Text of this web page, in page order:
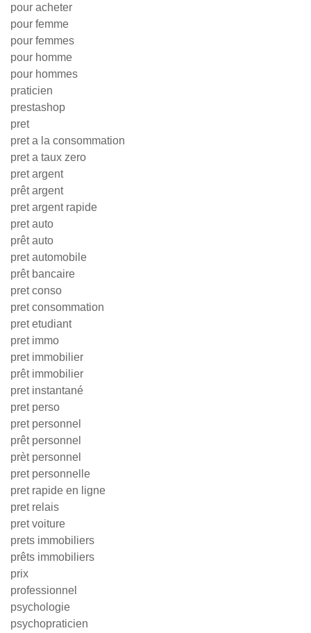
pour acheter
pour femme
pour femmes
pour homme
pour hommes
praticien
prestashop
pret
pret a la consommation
pret a taux zero
pret argent
prêt argent
pret argent rapide
pret auto
prêt auto
pret automobile
prêt bancaire
pret conso
pret consommation
pret etudiant
pret immo
pret immobilier
prêt immobilier
pret instantané
pret perso
pret personnel
prêt personnel
prèt personnel
pret personnelle
pret rapide en ligne
pret relais
pret voiture
prets immobiliers
prêts immobiliers
prix
professionnel
psychologie
psychopraticien